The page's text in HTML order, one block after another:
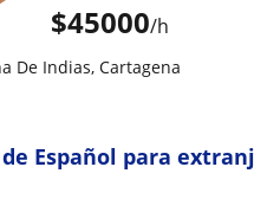
$45000/h
De Indias, Cartagena
Español para